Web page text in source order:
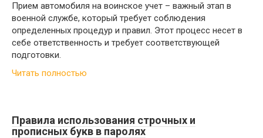
Прием автомобиля на воинское учет – важный этап в
военной службе, который требует соблюдения
определенных процедур и правил. Этот процесс несет в
себе ответственность и требует соответствующей
подготовки.
Читать полностью
Правила использования строчных и
прописных букв в паролях